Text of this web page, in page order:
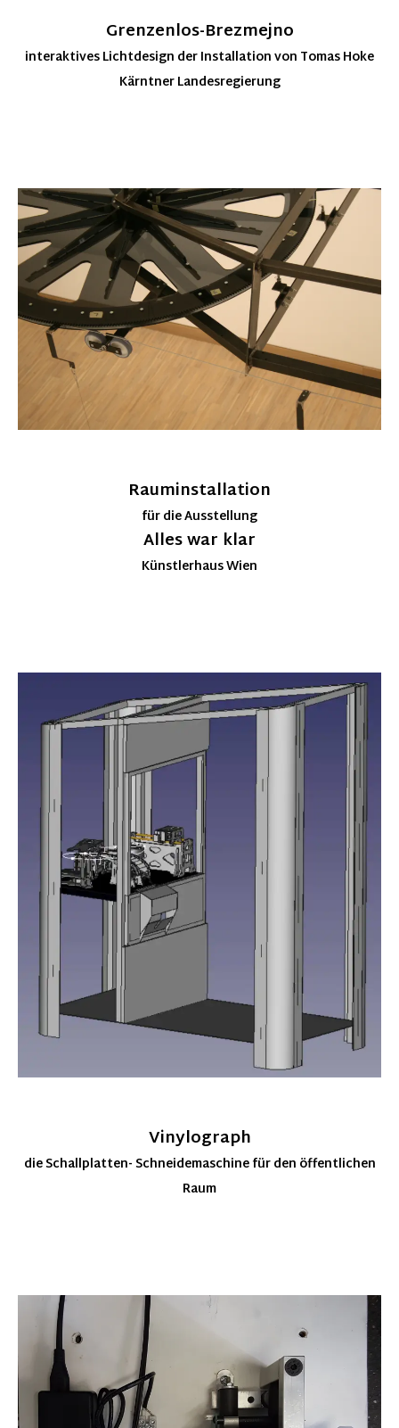
Grenzenlos-Brezmejno
interaktives Lichtdesign der Installation von Tomas Hoke
Kärntner Landesregierung
Rauminstallation
für die Ausstellung
Alles war klar
Künstlerhaus Wien
Vinylograph
die Schallplatten- Schneidemaschine für den öffentlichen
Raum